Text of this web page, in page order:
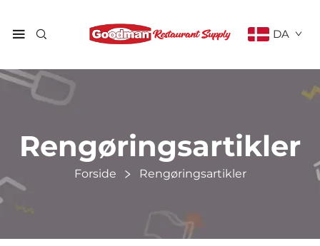
DA
Rengøringsartikler
Forside Rengøringsartikler